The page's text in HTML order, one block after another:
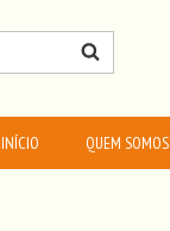
INÍCIO QUEM SOMOS